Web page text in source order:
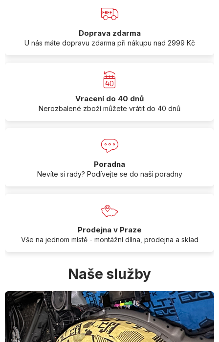
Doprava zdarma
U nás máte dopravu zdarma při nákupu nad 2999 Kč
Vracení do 40 dnů
Nerozbalené zboží můžete vrátit do 40 dnů
Poradna
Nevíte si rady? Podívejte se do naší poradny
Prodejna v Praze
Vše na jednom místě - montážní dílna, prodejna a sklad
Naše služby